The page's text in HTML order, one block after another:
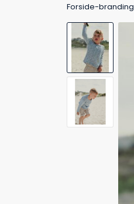
Forside-branding